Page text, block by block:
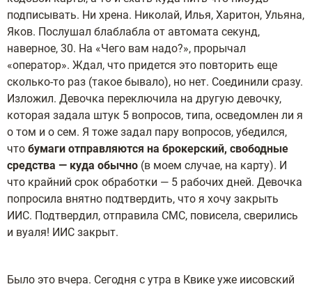
подписывать. Ни хрена. Николай, Илья, Харитон, Ульяна,
Яков. Послушал блаблабла от автомата секунд,
наверное, 30. На «Чего вам надо?», прорычал
«оператор». Ждал, что придется это повторить еще
сколько-то раз (такое бывало), но нет. Соединили сразу.
Изложил. Девочка переключила на другую девочку,
которая задала штук 5 вопросов, типа, осведомлен ли я
о том и о сем. Я тоже задал пару вопросов, убедился,
что бумаги отправляются на брокерский, свободные
средства — куда обычно (в моем случае, на карту). И
что крайний срок обработки — 5 рабочих дней. Девочка
попросила внятно подтвердить, что я хочу закрыть
ИИС. Подтвердил, отправила СМС, повисела, сверились
и вуаля! ИИС закрыт.
Было это вчера. Сегодня с утра в Квике уже иисовский